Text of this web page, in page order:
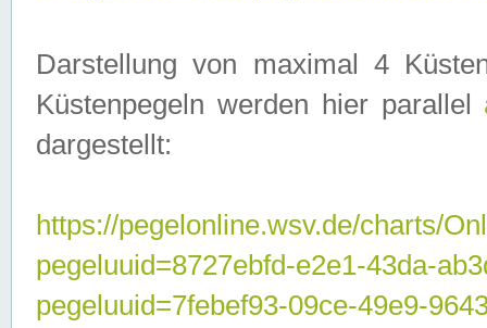
Darstellung von maximal 4
Küstenpegeln werden hier parallel
dargestellt:
https://pegelonline.wsv.de/charts/
pegeluuid=8727ebfd-e2e1-43da-
pegeluuid=7febef93-09ce-49e9-